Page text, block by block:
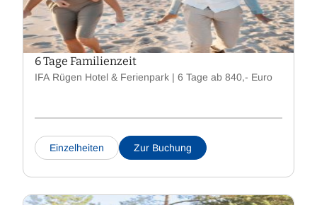
6 Tage Familienzeit
IFA Rügen Hotel & Ferienpark | 6 Tage ab 840,- Euro
Einzelheiten Zur Buchung